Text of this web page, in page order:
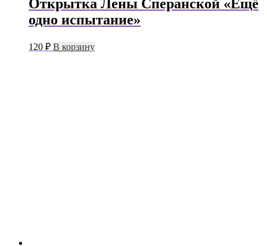
Открытка Лены Сперанской «Ещё
одно испытание»
120 ₽ В корзину